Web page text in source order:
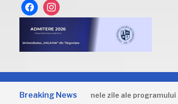
facebookinstagram
Breaking News
Dâmbovița: Primele zile ale programului